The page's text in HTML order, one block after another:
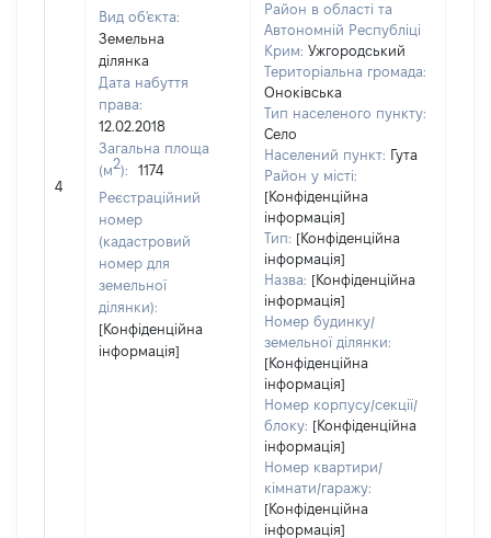
4
Вид об'єкта:
Земельна
ділянка
Дата набуття
права:
12.02.2018
Загальна площа
(м2):
1174
Реєстраційний
номер
(кадастровий
номер для
земельної
ділянки):
[Конфіденційна
інформація]
Район в області та
Автономній Республіці
Крим: Ужгородський
Територіальна громада:
Оноківська
Тип населеного пункту:
Село
Населений пункт: Гута
Район у місті:
[Конфіденційна
інформація]
Тип: [Конфіденційна
інформація]
Назва: [Конфіденційна
інформація]
Номер будинку/
земельної ділянки:
[Конфіденційна
інформація]
Номер корпусу/секції/
блоку: [Конфіденційна
інформація]
Номер квартири/
кімнати/гаражу:
[Конфіденційна
інформація]